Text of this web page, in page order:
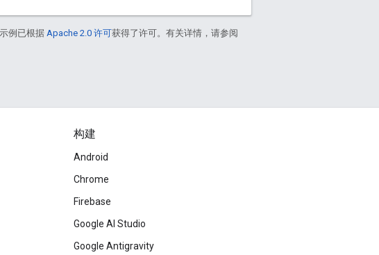
例已根据 Apache 2.0 许可获得了许可。有关详情，请参阅
构建
Android
Chrome
Firebase
Google AI Studio
Google Antigravity